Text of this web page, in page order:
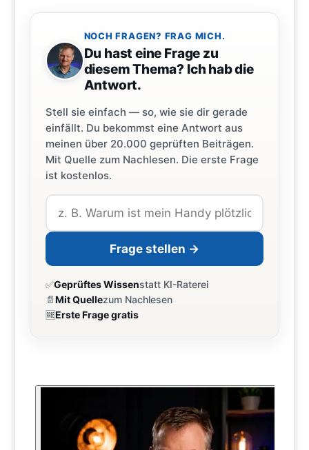
NOCH FRAGEN? FRAG MICH.
Du hast eine Frage zu
diesem Thema? Ich hab die
Antwort.
Stell sie einfach — so, wie sie dir gerade
einfällt. Du bekommst eine Antwort aus
meinen über 20.000 geprüften Beiträgen.
Mit Quelle zum Nachlesen. Die erste Frage
ist kostenlos.
Frage stellen →
✅Geprüftes Wissenstatt KI-Raterei
📄Mit Quellezum Nachlesen
🆓Erste Frage gratis